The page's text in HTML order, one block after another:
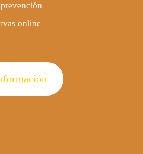
online